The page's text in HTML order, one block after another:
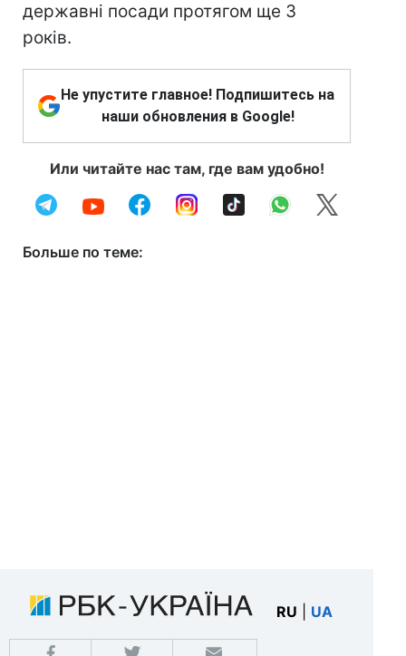
державні посади протягом ще 3
років.
Не упустите главное! Подпишитесь на
наши обновления в Google!
Или читайте нас там, где вам удобно!
Больше по теме:
RU UA